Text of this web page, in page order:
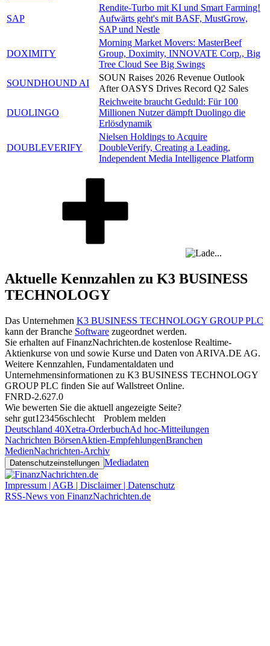
SAP
Rendite-Turbo mit KI und Smart Farming!
Aufwärts geht's mit BASF, MustGrow,
SAP und Nestle
DOXIMITY
Morning Market Movers: MasterBeef
Group, Doximity, INNOVATE Corp., Big
Tree Cloud See Big Swings
SOUNDHOUND AI
SOUN Raises 2026 Revenue Outlook
After OASYS Drives Record Q2 Sales
DUOLINGO
Reichweite braucht Geduld: Für 100
Millionen Nutzer dämpft Duolingo die
Erlösdynamik
DOUBLEVERIFY
Nielsen Holdings to Acquire
DoubleVerify, Creating a Leading,
Independent Media Intelligence Platform
Aktuelle Kennzahlen zu K3 BUSINESS
TECHNOLOGY
Das Unternehmen K3 BUSINESS TECHNOLOGY GROUP PLC
kann der Branche Software zugeordnet werden.
Sie erhalten auf FinanzNachrichten.de kostenlose Realtime-
Aktienkurse von und sowie Kurse und Daten von ARIVA.DE AG.
Weitere Kennzahlen, Fundamentaldaten und
Unternehmensinformationen zu K3 BUSINESS TECHNOLOGY
GROUP PLC finden Sie aufWallstreet Online.
FNRD-2.627.0
Wie bewerten Sie die aktuell angezeigte Seite?
sehr gut1 23456schlecht
Problem melden
Deutschland 40Xetra-OrderbuchAd hoc-Mitteilungen
Nachrichten BörsenAktien-EmpfehlungenBranchen
MedienNachrichten-Archiv
Datenschutzeinstellungen Mediadaten
Impressum | AGB | Disclaimer | Datenschutz
RSS-News von FinanzNachrichten.de